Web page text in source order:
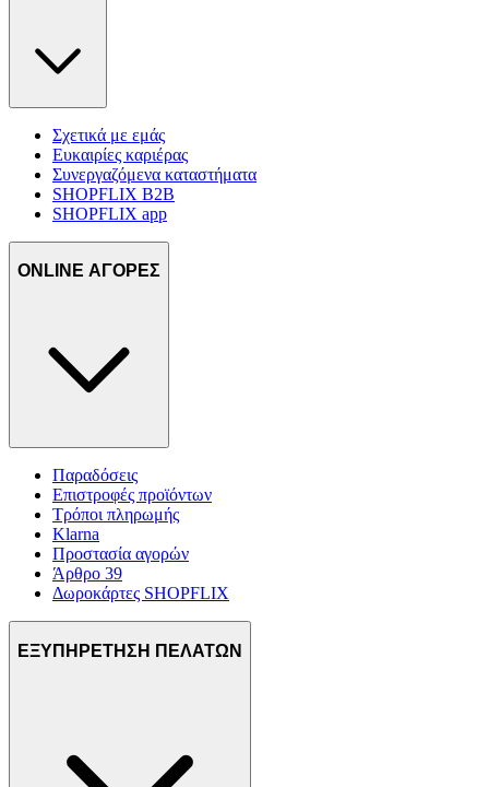
Σχετικά με εμάς
Ευκαιρίες καριέρας
Συνεργαζόμενα καταστήματα
SHOPFLIX B2B
SHOPFLIX app
ONLINE ΑΓΟΡΕΣ
Παραδόσεις
Επιστροφές προϊόντων
Τρόποι πληρωμής
Klarna
Προστασία αγορών
Άρθρο 39
Δωροκάρτες SHOPFLIX
ΕΞΥΠΗΡΕΤΗΣΗ ΠΕΛΑΤΩΝ